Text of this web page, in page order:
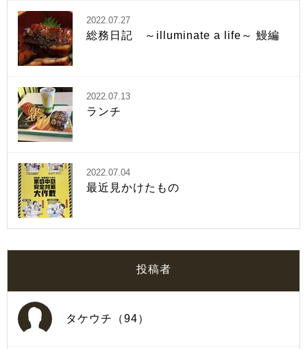
2022.07.27
総務日記 ～illuminate a life～ 鰻編
2022.07.13
ランチ
2022.07.04
最近見かけたもの
投稿者
タケウチ（94）